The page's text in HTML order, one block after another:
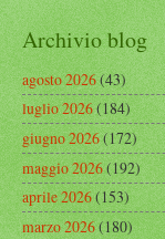
Archivio blog
agosto 2026(43)
luglio 2026(184)
giugno 2026(172)
maggio 2026(192)
aprile 2026(153)
marzo 2026(180)